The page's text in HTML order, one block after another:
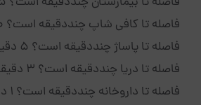
فاصله تا کافی شاپ چنددقیقه است؟ 10 دقیقه
فاصله تا پاساژ چنددقیقه است؟ 5 دقیقه
فاصله تا دریا چنددقیقه است؟ 3 دقیقه
فاصله تا داروخانه چنددقیقه است؟ 1 دقیقه